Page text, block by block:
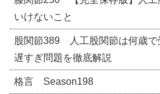
いけないこと
股関節389 人工股関節は何歳で
遅すぎ問題を徹底解説
格言 Season198